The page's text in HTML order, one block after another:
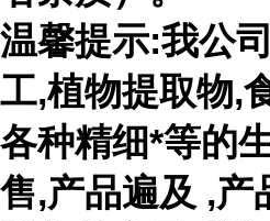
温馨提示:我公
工,植物提取物,
各种精细*等的
售,产品遍及 ,产